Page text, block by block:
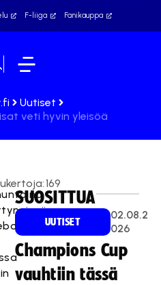
F-liiga Fanikauppa
Uutiset
veti hyvin yleisöä
169
SUOSITTUA
UUTISET
02.08.2
026
Champions Cup
vauhtiin tässä